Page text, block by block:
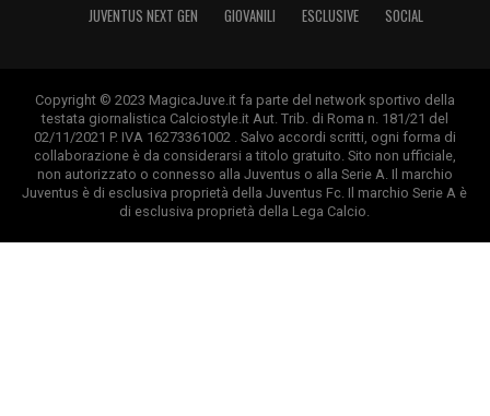
JUVENTUS NEXT GEN
GIOVANILI ESCLUSIVE SOCIAL
Copyright © 2023 MagicaJuve.it fa parte del network sportivo della
testata giornalistica Calciostyle.it Aut. Trib. di Roma n. 181/21 del
02/11/2021 P. IVA 16273361002 . Salvo accordi scritti, ogni forma di
collaborazione è da considerarsi a titolo gratuito. Sito non ufficiale,
non autorizzato o connesso alla Juventus o alla Serie A. Il marchio
Juventus è di esclusiva proprietà della Juventus Fc. Il marchio Serie A è
di esclusiva proprietà della Lega Calcio.